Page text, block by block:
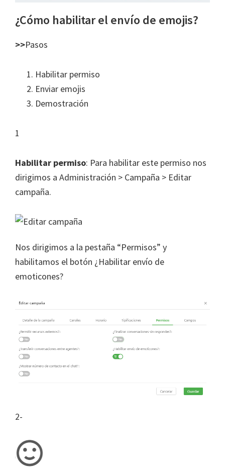
¿Cómo habilitar el envío de emojis?
>>Pasos
Habilitar permiso
Enviar emojis
Demostración
1
Habilitar permiso: Para habilitar este permiso nos
dirigimos a Administración > Campaña > Editar
campaña.
Nos dirigimos a la pestaña “Permisos” y
habilitamos el botón ¿Habilitar envío de
emoticones?
2-